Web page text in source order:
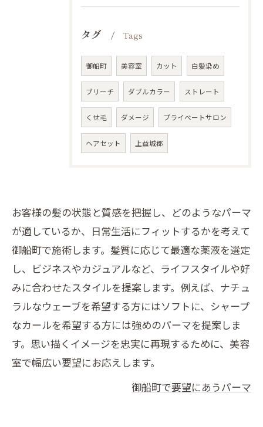
タグ Tags
御船町 美容室 カット 白髪染め
ブリーチ ダブルカラー ストレート
くせ毛 ダメージ プライベートサロン
ヘアセット 上益城郡
お客様の髪の状態と質感を把握し、どのようなパーマ
が適しているか、日常生活にフィットするかを考えて
御船町で施術します。髪質に応じて最適な薬液を選定
し、ビジネスやカジュアルなど、ライフスタイルや好
みに合わせたスタイルを提案します。例えば、ナチュ
ラルなウェーブを希望する方にはソフトに、シャープ
なカールを希望する方には強めのパーマを提案しま
す。思い描くイメージを忠実に再現するために、美容
室で幅広い要望にお応えします。
御船町で要望にあうパーマ